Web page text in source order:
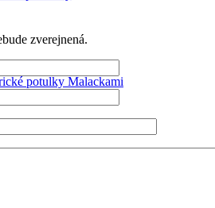
potulky Malackami
zverejnená.